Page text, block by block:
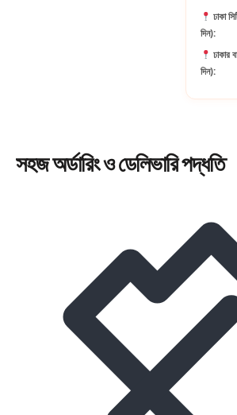
ঢাকা
দিন):
ঢাকার
দিন):
সহজঅর্ডারিংও ডেলিভারি পদ্ধতি